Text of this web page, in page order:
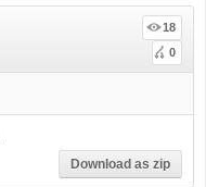
18
0
Download as zip